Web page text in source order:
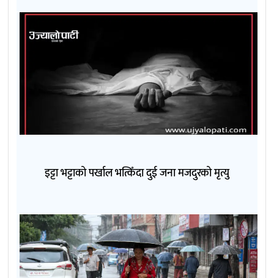
इट्टा भट्टाको पर्खाल भत्किँदा दुई जना मजदुरको मृत्यु